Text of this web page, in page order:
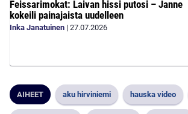
Feissarimokat: Laivan hissi putosi – Janne
kokeili painajaista uudelleen
Inka Janatuinen | 27.07.2026
AIHEET aku hirviniemi hauska video